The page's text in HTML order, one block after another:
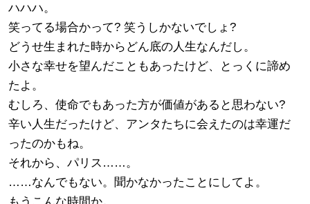
ハハハ。
笑ってる場合かって? 笑うしかないでしょ?
どうせ生まれた時からどん底の人生なんだし。
小さな幸せを望んだこともあったけど、とっくに諦め
たよ。
むしろ、使命でもあった方が価値があると思わない?
辛い人生だったけど、アンタたちに会えたのは幸運だ
ったのかもね。
それから、パリス……。
……なんでもない。聞かなかったことにしてよ。
もうこんな時間か。